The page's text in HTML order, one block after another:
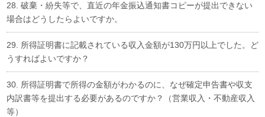
28. 破棄・紛失等で、直近の年金振込通知書コピーが提出できない
場合はどうしたらよいですか。
29. 所得証明書に記載されている収入金額が130万円以上でした。ど
うすればよいですか？
30. 所得証明書で所得の金額がわかるのに、なぜ確定申告書や収支
内訳書等を提出する必要があるのですか？（営業収入・不動産収入
等）